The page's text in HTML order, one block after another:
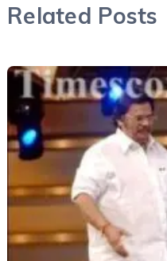
Related Posts